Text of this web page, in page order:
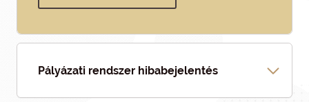
Pályázati rendszer hibabejelentés